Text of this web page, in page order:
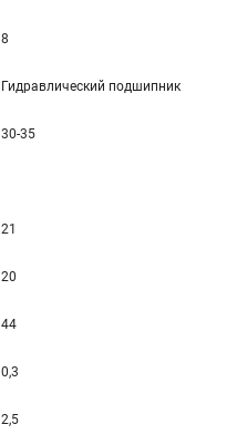
8
Гидравлический подшипник
30-35
21
20
44
0,3
2,5